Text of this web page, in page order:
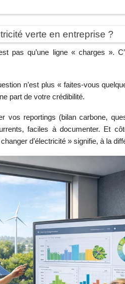
verte en entreprise ?
pas qu’une ligne « charges ».
n’est plus « faites-vous
part de votre crédibilité.
vos reportings (bilan carbone,
faciles à documenter. Et
d’électricité » signifie, à la